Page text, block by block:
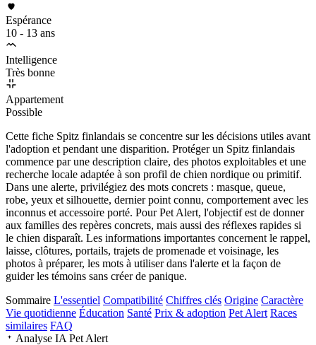
Espérance
10 - 13 ans
Intelligence
Très bonne
Appartement
Possible
Cette fiche Spitz finlandais se concentre sur les décisions utiles avant
l'adoption et pendant une disparition. Protéger un Spitz finlandais
commence par une description claire, des photos exploitables et une
recherche locale adaptée à son profil de chien nordique ou primitif.
Dans une alerte, privilégiez des mots concrets : masque, queue,
robe, yeux et silhouette, dernier point connu, comportement avec les
inconnus et accessoire porté. Pour Pet Alert, l'objectif est de donner
aux familles des repères concrets, mais aussi des réflexes rapides si
le chien disparaît. Les informations importantes concernent le rappel,
laisse, clôtures, portails, trajets de promenade et voisinage, les
photos à préparer, les mots à utiliser dans l'alerte et la façon de
guider les témoins sans créer de panique.
Sommaire L'essentiel Compatibilité Chiffres clés Origine Caractère
Vie quotidienne Éducation Santé Prix & adoption Pet Alert Races
similaires FAQ
Analyse IA Pet Alert